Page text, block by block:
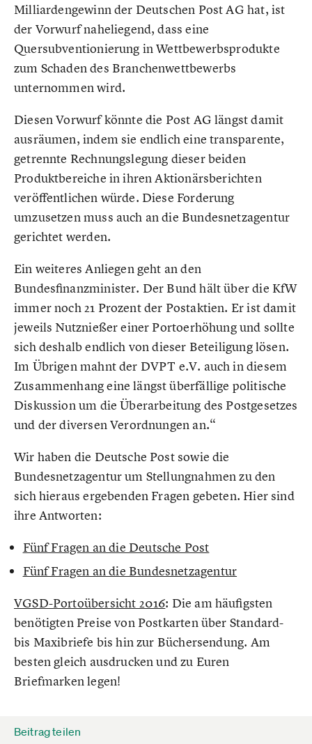
Milliardengewinn der Deutschen Post AG hat, ist
der Vorwurf naheliegend, dass eine
Quersubventionierung in Wettbewerbsprodukte
zum Schaden des Branchenwettbewerbs
unternommen wird.
Diesen Vorwurf könnte die Post AG längst damit
ausräumen, indem sie endlich eine transparente,
getrennte Rechnungslegung dieser beiden
Produktbereiche in ihren Aktionärsberichten
veröffentlichen würde. Diese Forderung
umzusetzen muss auch an die Bundesnetzagentur
gerichtet werden.
Ein weiteres Anliegen geht an den
Bundesfinanzminister. Der Bund hält über die KfW
immer noch 21 Prozent der Postaktien. Er ist damit
jeweils Nutznießer einer Portoerhöhung und sollte
sich deshalb endlich von dieser Beteiligung lösen.
Im Übrigen mahnt der DVPT e.V. auch in diesem
Zusammenhang eine längst überfällige politische
Diskussion um die Überarbeitung des Postgesetzes
und der diversen Verordnungen an.“
Wir haben die Deutsche Post sowie die
Bundesnetzagentur um Stellungnahmen zu den
sich hieraus ergebenden Fragen gebeten. Hier sind
ihre Antworten:
Fünf Fragen an die Deutsche Post
Fünf Fragen an die Bundesnetzagentur
VGSD-Portoübersicht 2016: Die am häufigsten
benötigten Preise von Postkarten über Standard-
bis Maxibriefe bis hin zur Büchersendung. Am
besten gleich ausdrucken und zu Euren
Briefmarken legen!
Beitrag teilen